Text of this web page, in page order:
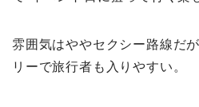
雰囲気はややセクシー路線だ
リーで旅行者も入りやすい。